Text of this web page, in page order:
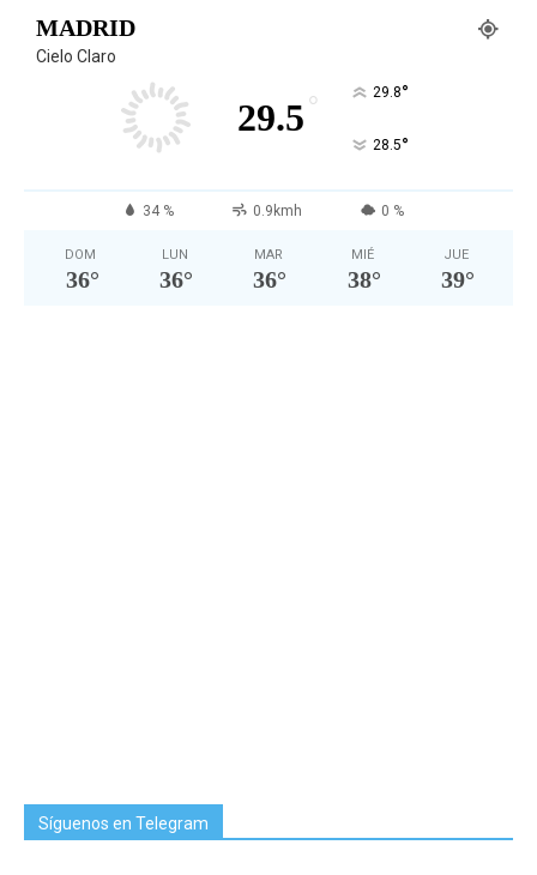
MADRID
Cielo Claro
29.5 ° 29.8°
28.5°
34 % 0.9kmh 0 %
DOM
36°
LUN
36°
MAR
36°
MIÉ
38°
JUE
39°
Síguenos en Telegram